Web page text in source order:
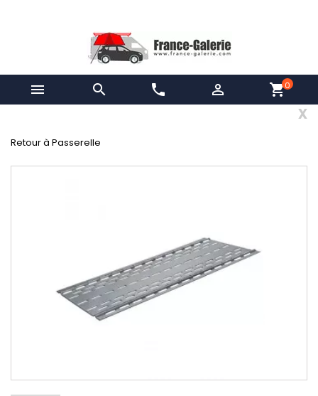
  phone  shopping_cart0
x
Retour à Passerelle